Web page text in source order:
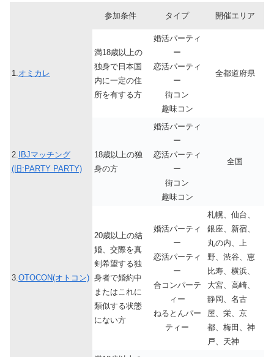
参加条件 タイプ 開催エリア
1. オミカレ
満18歳以上の
独身で日本国
内に一定の住
所を有する方
婚活パーティ
ー
恋活パーティ
ー
街コン
趣味コン
全都道府県
2.
IBJマッチング
(旧:PARTY PARTY)
18歳以上の独
身の方
婚活パーティ
ー
恋活パーティ
ー
街コン
趣味コン
全国
3. OTOCON(オトコン)
20歳以上の結
婚、交際を真
剣希望する独
身者で婚約中
またはこれに
類似する状態
にない方
婚活パーティ
ー
恋活パーティ
ー
合コンパーテ
ィー
ねるとんパー
ティー
札幌、仙台、
銀座、新宿、
丸の内、上
野、渋谷、恵
比寿、横浜、
大宮、高崎、
静岡、名古
屋、栄、京
都、梅田、神
戸、天神